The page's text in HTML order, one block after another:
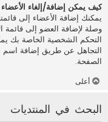
كيف يمكن إضافة/إلغاء
يمكنك إضافة الأعضاء إلى
وصلة لإضافة العضو إلى قائمة
التحكم الشخصية الخاصة بك
التجاهل عن طريق إضافة اسم
الصفحة.
أعلى
البحث في المنتديات